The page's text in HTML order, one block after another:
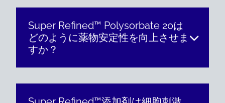
Super Refined™ Polysorbate 20は
どのように薬物安定性を向上させま
すか？